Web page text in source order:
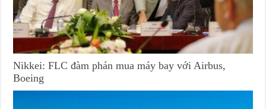
Nikkei: FLC đàm phán mua máy bay với Airbus,
Boeing